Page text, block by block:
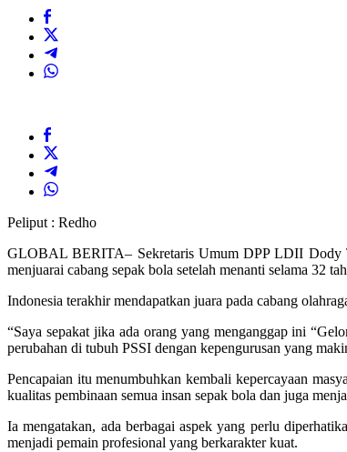
Peliput : Redho
GLOBAL BERITA– Sekretaris Umum DPP LDII Dody
menjuarai cabang sepak bola setelah menanti selama 32
Indonesia terakhir mendapatkan juara pada cabang
“Saya sepakat jika ada orang yang menganggap ini
perubahan di tubuh PSSI dengan kepengurusan yang
Pencapaian itu menumbuhkan kembali kepercayaan
kualitas pembinaan semua insan sepak bola dan juga
Ia mengatakan, ada berbagai aspek yang perlu
menjadi pemain profesional yang berkarakter kuat.